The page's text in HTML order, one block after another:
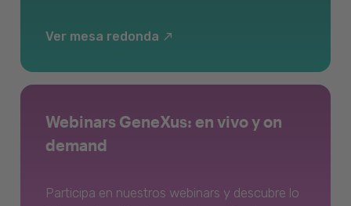
Ver mesa redonda
Webinars GeneXus: en vivo y on
demand
Participa en nuestros webinars y descubre lo